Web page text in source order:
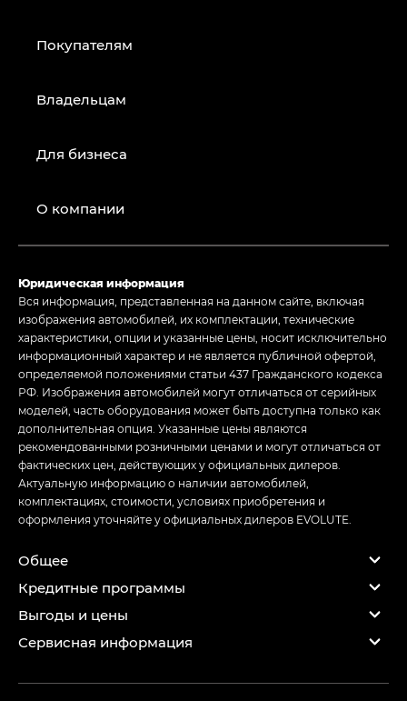
Покупателям
Владельцам
Для бизнеса
О компании
Юридическая информация
Вся информация, представленная на данном сайте, включая
изображения автомобилей, их комплектации, технические
характеристики, опции и указанные цены, носит исключительно
информационный характер и не является публичной офертой,
определяемой положениями статьи 437 Гражданского кодекса
РФ. Изображения автомобилей могут отличаться от серийных
моделей, часть оборудования может быть доступна только как
дополнительная опция. Указанные цены являются
рекомендованными розничными ценами и могут отличаться от
фактических цен, действующих у официальных дилеров.
Актуальную информацию о наличии автомобилей,
комплектациях, стоимости, условиях приобретения и
оформления уточняйте у официальных дилеров EVOLUTE.
Общее
Кредитные программы
Выгоды и цены
Сервисная информация